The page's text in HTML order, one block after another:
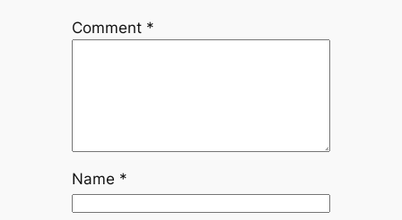
Comment *
Name *